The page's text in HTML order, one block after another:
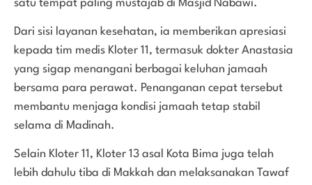
satu tempat paling mustajab di Masjid Nabawi.
Dari sisi layanan kesehatan, ia memberikan apresiasi
kepada tim medis Kloter 11, termasuk dokter Anastasia
yang sigap menangani berbagai keluhan jamaah
bersama para perawat. Penanganan cepat tersebut
membantu menjaga kondisi jamaah tetap stabil
selama di Madinah.
Selain Kloter 11, Kloter 13 asal Kota Bima juga telah
lebih dahulu tiba di Makkah dan melaksanakan Tawaf